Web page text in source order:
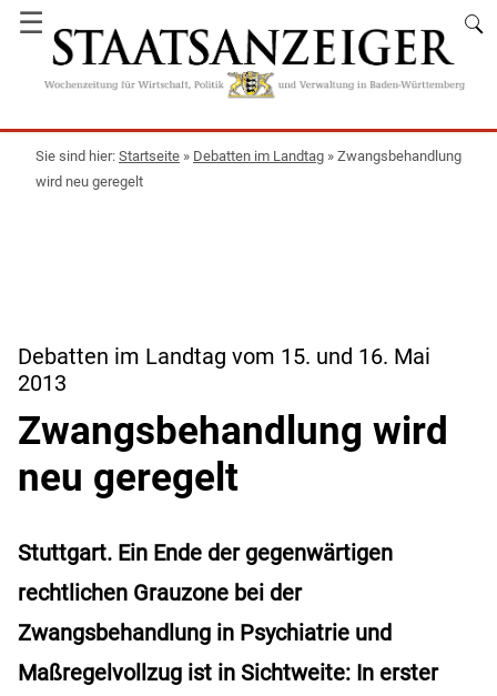
☰
Startseite » Debatten im Landtag » Zwangsbehandlung
wird neu geregelt
Debatten im Landtag vom 15. und 16. Mai
2013
Zwangsbehandlung wird
neu geregelt
Stuttgart. Ein Ende der gegenwärtigen
rechtlichen Grauzone bei der
Zwangsbehandlung in Psychiatrie und
Maßregelvollzug ist in Sichtweite: In erster